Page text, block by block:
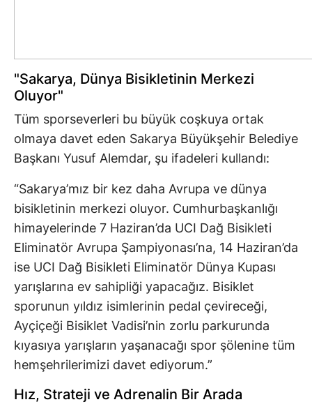
"Sakarya, Dünya Bisikletinin Merkezi
Oluyor"
Tüm sporseverleri bu büyük coşkuya ortak
olmaya davet eden Sakarya Büyükşehir Belediye
Başkanı Yusuf Alemdar, şu ifadeleri kullandı:
“Sakarya’mız bir kez daha Avrupa ve dünya
bisikletinin merkezi oluyor. Cumhurbaşkanlığı
himayelerinde 7 Haziran’da UCI Dağ Bisikleti
Eliminatör Avrupa Şampiyonası’na, 14 Haziran’da
ise UCI Dağ Bisikleti Eliminatör Dünya Kupası
yarışlarına ev sahipliği yapacağız. Bisiklet
sporunun yıldız isimlerinin pedal çevireceği,
Ayçiçeği Bisiklet Vadisi’nin zorlu parkurunda
kıyasıya yarışların yaşanacağı spor şölenine tüm
hemşehrilerimizi davet ediyorum.”
Hız, Strateji ve Adrenalin Bir Arada